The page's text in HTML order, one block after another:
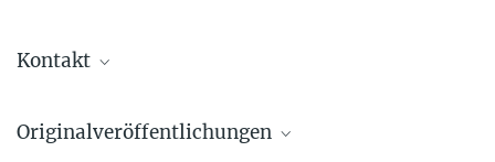
Kontakt
Presse- und Öffentlichkeitsarbeit
Originalveröffentlichungen